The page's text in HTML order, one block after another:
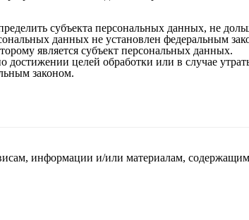
субъекта персональных данных, не
данных не установлен федеральным
является субъект персональных данных.
целей обработки или в случае
законом.
информации и/или материалам,